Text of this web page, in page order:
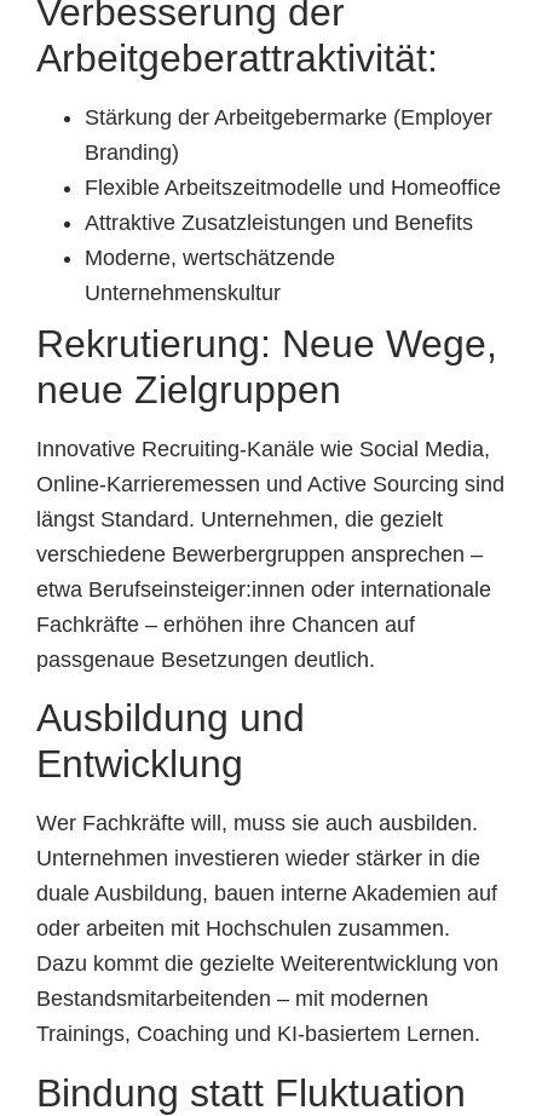
Verbesserung der
Arbeitgeberattraktivität:
Stärkung der Arbeitgebermarke (Employer
Branding)
Flexible Arbeitszeitmodelle und Homeoffice
Attraktive Zusatzleistungen und Benefits
Moderne, wertschätzende
Unternehmenskultur
Rekrutierung: Neue Wege,
neue Zielgruppen
Innovative Recruiting-Kanäle wie Social Media,
Online-Karrieremessen und Active Sourcing sind
längst Standard. Unternehmen, die gezielt
verschiedene Bewerbergruppen ansprechen –
etwa Berufseinsteiger:innen oder internationale
Fachkräfte – erhöhen ihre Chancen auf
passgenaue Besetzungen deutlich.
Ausbildung und
Entwicklung
Wer Fachkräfte will, muss sie auch ausbilden.
Unternehmen investieren wieder stärker in die
duale Ausbildung, bauen interne Akademien auf
oder arbeiten mit Hochschulen zusammen.
Dazu kommt die gezielte Weiterentwicklung von
Bestandsmitarbeitenden – mit modernen
Trainings, Coaching und KI-basiertem Lernen.
Bindung statt Fluktuation